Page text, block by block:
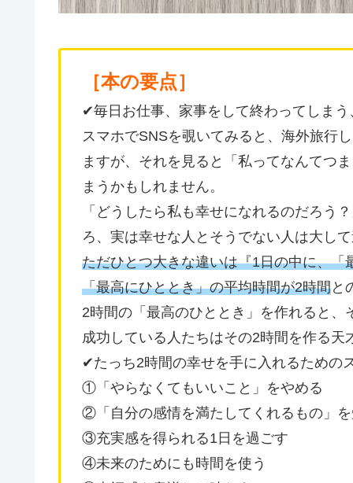
［本の要点］
✔︎毎日お仕事、家事をして終わってしま
スマホでSNSを覗いてみると、海外旅行
ますが、それを見ると「私ってなんてつ
まうかもしれません。
「どうしたら私も幸せになれるのだろう
ろ、実は幸せな人とそうでない人は大し
ただひとつ大きな違いは『1日の中に、
「最高にひととき」の平均時間が2時間と
2時間の「最高のひととき」を作れると
成功している人たちはその2時間を作る天
✔︎たっち2時間の幸せを手に入れるための
①「やらなくてもいいこと」をやめる
②「自分の感情を満たしてくれるもの」
③充実感を得られる1日を過ごす
④未来のためにも時間を使う